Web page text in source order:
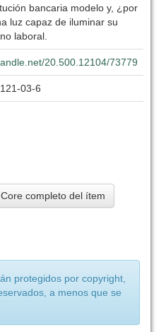
bancaria modelo y, ¿por
luz capaz de iluminar su
laboral.
20.500.12104/73779
03-6
completo del ítem
protegidos por copyright,
a menos que se